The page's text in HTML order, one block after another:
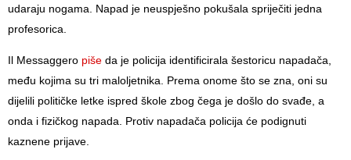
udaraju nogama. Napad je neuspješno pokušala spriječiti jedna
profesorica.
Il Messaggero piše da je policija identificirala šestoricu napadača,
među kojima su tri maloljetnika. Prema onome što se zna, oni su
dijelili političke letke ispred škole zbog čega je došlo do svađe, a
onda i fizičkog napada. Protiv napadača policija će podignuti
kaznene prijave.